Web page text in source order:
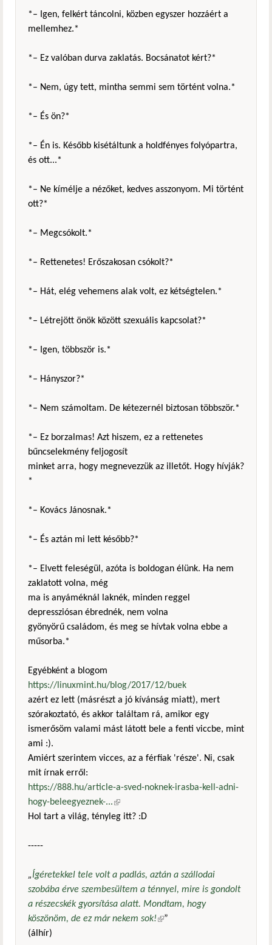
*– Igen, felkért táncolni, közben egyszer hozzáért a
mellemhez.*
*– Ez valóban durva zaklatás. Bocsánatot kért?*
*– Nem, úgy tett, mintha semmi sem történt volna.*
*– És ön?*
*– Én is. Később kisétáltunk a holdfényes folyópartra,
és ott...*
*– Ne kímélje a nézőket, kedves asszonyom. Mi történt
ott?*
*– Megcsókolt.*
*– Rettenetes! Erőszakosan csókolt?*
*– Hát, elég vehemens alak volt, ez kétségtelen.*
*– Létrejött önök között szexuális kapcsolat?*
*– Igen, többször is.*
*– Hányszor?*
*– Nem számoltam. De kétezernél biztosan többször.*
*– Ez borzalmas! Azt hiszem, ez a rettenetes
bűncselekmény feljogosít
minket arra, hogy megnevezzük az illetőt. Hogy hívják?
*
*– Kovács Jánosnak.*
*– És aztán mi lett később?*
*– Elvett feleségül, azóta is boldogan élünk. Ha nem
zaklatott volna, még
ma is anyáméknál laknék, minden reggel
depressziósan ébrednék, nem volna
gyönyörű családom, és meg se hívtak volna ebbe a
műsorba.*
Egyébként a blogom
https://linuxmint.hu/blog/2017/12/buek
azért ez lett (másrészt a jó kívánság miatt), mert
szórakoztató, és akkor találtam rá, amikor egy
ismerősöm valami mást látott bele a fenti viccbe, mint
ami :).
Amiért szerintem vicces, az a férfiak 'része'. Ni, csak
mit írnak erről:
https://888.hu/article-a-sved-noknek-irasba-kell-adni-
hogy-beleegyeznek-...(külső hivatkozás)
Hol tart a világ, tényleg itt? :D
-----
„Ígéretekkel tele volt a padlás, aztán a szállodai
szobába érve szembesültem a ténnyel, mire is gondolt
a részecskék gyorsítása alatt. Mondtam, hogy
köszönöm, de ez már nekem sok!(külső hivatkozás)
”
(álhír)